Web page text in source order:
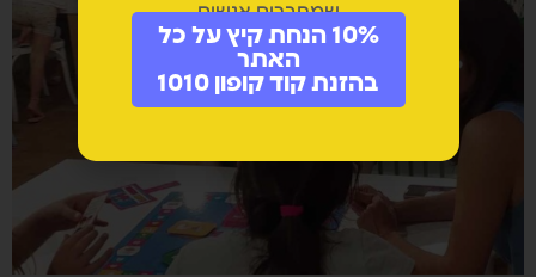
שמחברים אנשים
10% הנחת קיץ על כל
האתר
בהזנת קוד קופון 1010